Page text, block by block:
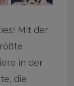
Mit der
in der
die